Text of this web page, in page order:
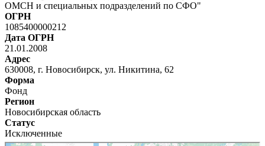
ОМСН и специальных подразделений по СФО"
ОГРН
1085400000212
Дата ОГРН
21.01.2008
Адрес
630008, г. Новосибирск, ул. Никитина, 62
Форма
Фонд
Регион
Новосибирская область
Статус
Исключенные